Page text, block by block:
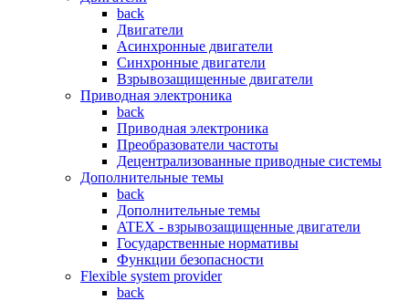
back
Двигатели
Асинхронные двигатели
Синхронные двигатели
Взрывозащищенные двигатели
Приводная электроника
back
Приводная электроника
Преобразователи частоты
Децентрализованные приводные системы
Дополнительные темы
back
Дополнительные темы
ATEX - взрывозащищенные двигатели
Государственные нормативы
Функции безопасности
Flexible system provider
back